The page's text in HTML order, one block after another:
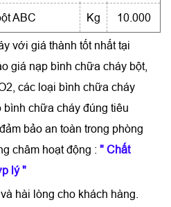
ABC Kg 10.000
với giá thành tốt nhất tại
giá nạp bình chữa cháy bột,
các loại bình chữa cháy
bình chữa cháy đúng tiêu
bảo an toàn trong phòng
châm hoạt động : " Chất
lý "
hài lòng cho khách hàng.